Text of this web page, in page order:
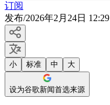
订阅
发布/2026年2月24日 12:29
小 标准 中 大
设为谷歌新闻首选来源